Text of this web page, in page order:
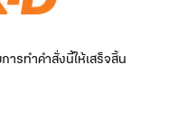
รทำคำสั่งนี้ให้เสร็จสิ้น